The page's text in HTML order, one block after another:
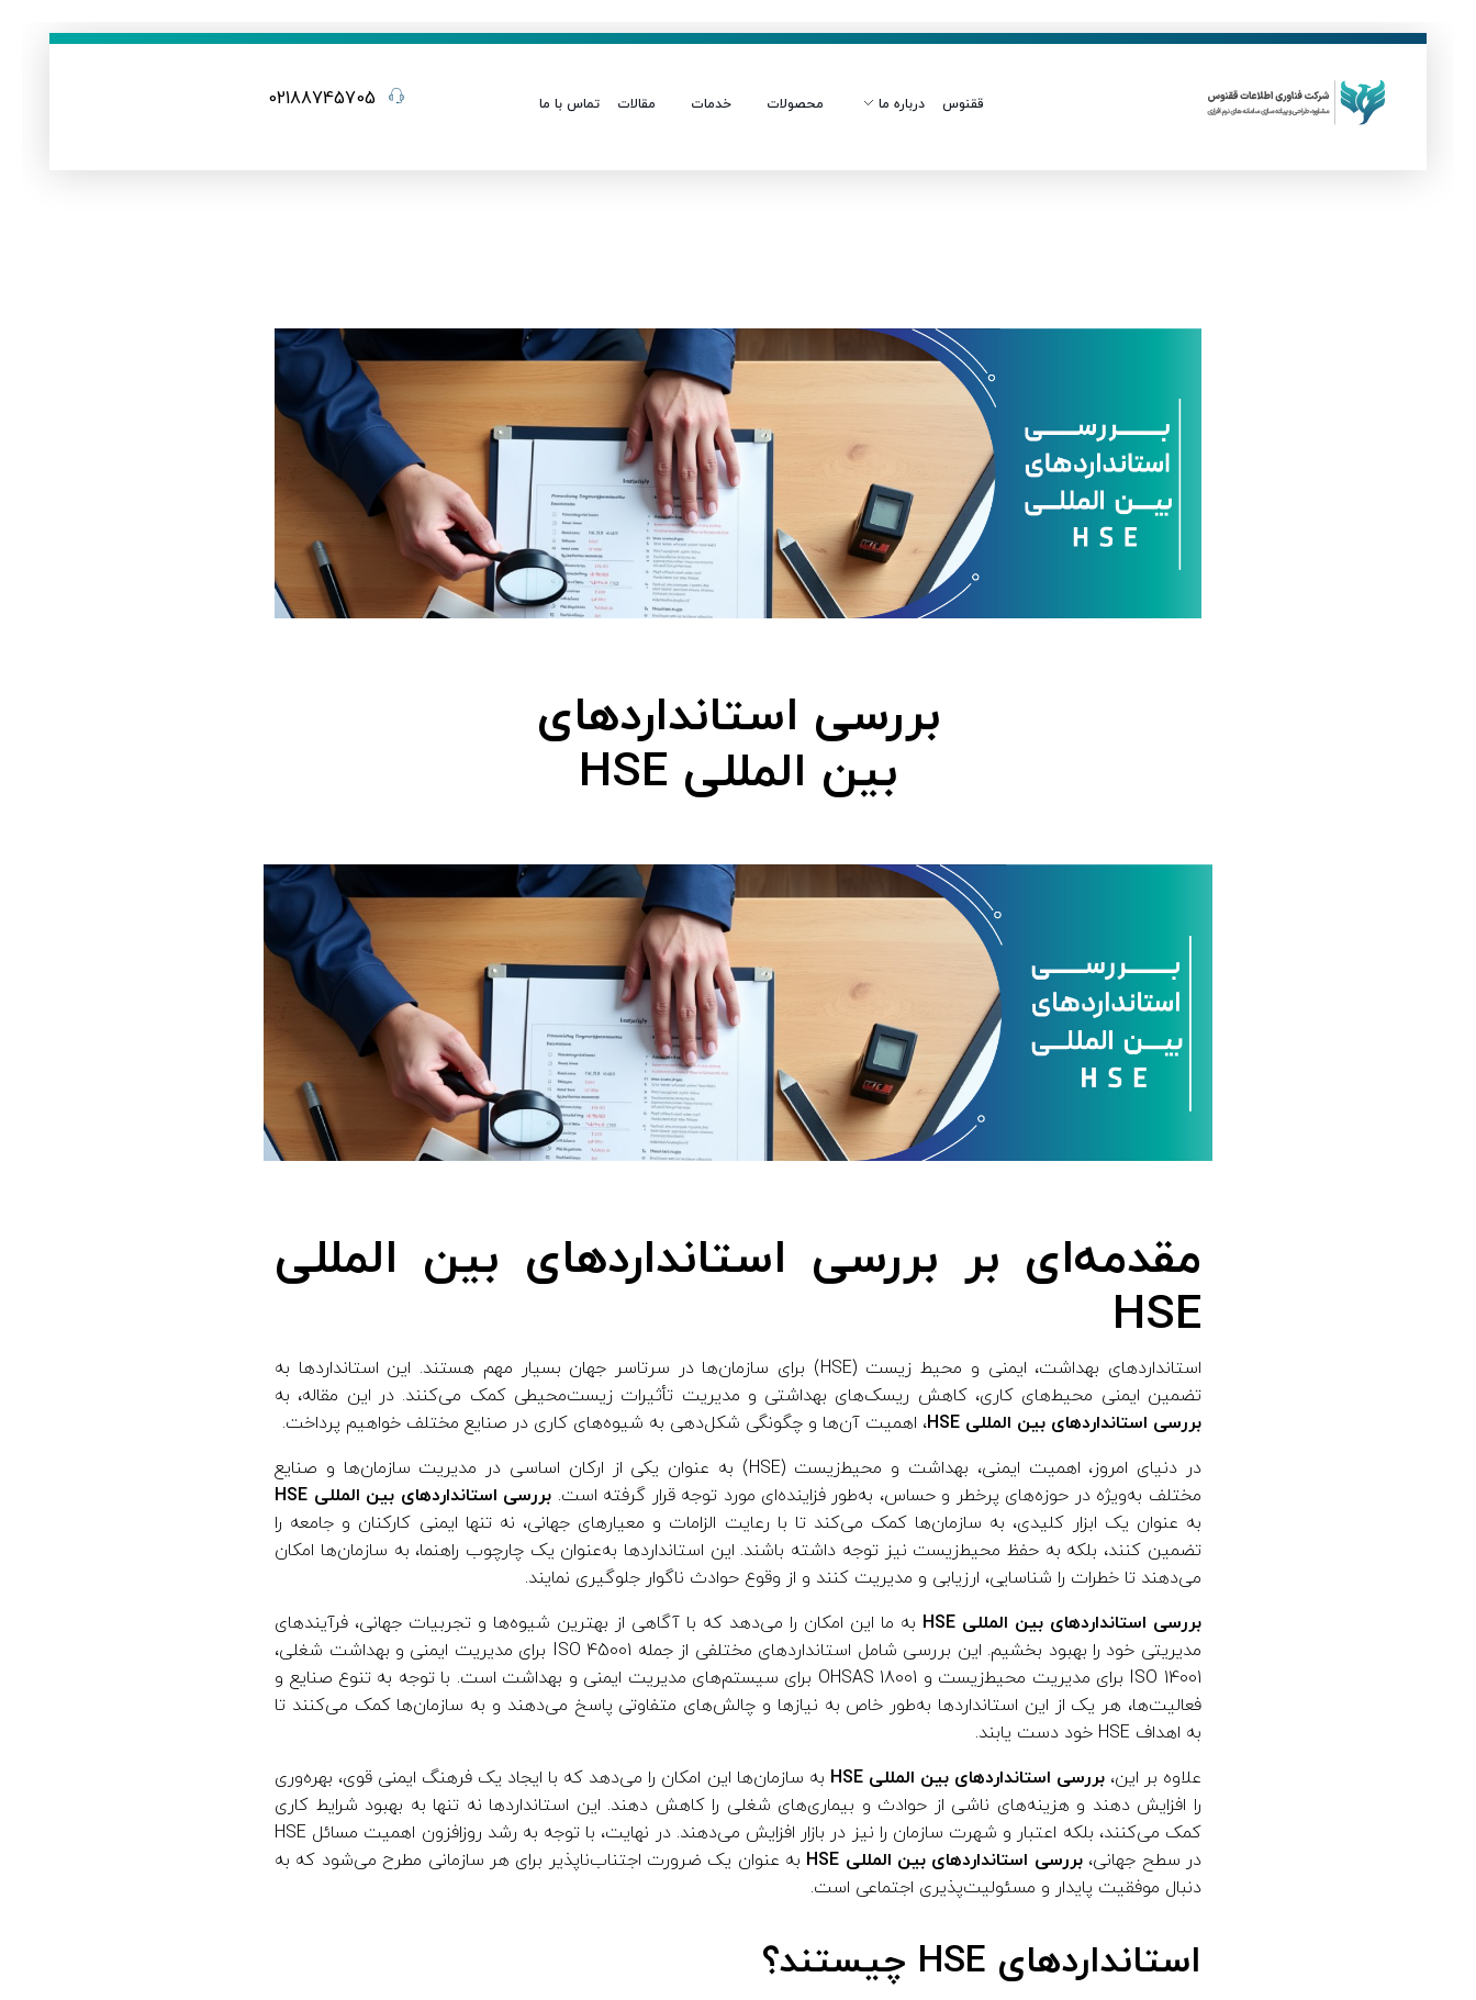
ققنوس درباره ما محصولات خدمات مقالات تماس با ما 02188745705
ه
ی
ی
ن‌
م
ی
H
S
E
بررسی استانداردهای
بین‌ المللی HSE
مقدمه‌ای بر بررسی استانداردهای بین‌ المللی
HSE
استانداردهای بهداشت، ایمنی و محیط زیست (HSE) برای سازمان‌ها در سرتاسر جهان بسیار مهم هستند. این استانداردها به
تضمین ایمنی محیط‌های کاری، کاهش ریسک‌های بهداشتی و مدیریت تأثیرات زیست‌محیطی کمک می‌کنند. در این مقاله، به
بررسی استانداردهای بین‌ المللی HSE
، اهمیت آن‌ها و چگونگی شکل‌دهی به شیوه‌های کاری در صنایع مختلف خواهیم پرداخت.
در دنیای امروز، اهمیت ایمنی، بهداشت و محیط‌زیست (HSE) به عنوان یکی از ارکان اساسی در مدیریت سازمان‌ها و صنایع
مختلف به‌ویژه در حوزه‌های پرخطر و حساس، به‌طور فزاینده‌ای مورد توجه قرار گرفته است. بررسی استانداردهای بین‌ المللی HSE
به عنوان یک ابزار کلیدی، به سازمان‌ها کمک می‌کند تا با رعایت الزامات و معیارهای جهانی، نه تنها ایمنی کارکنان و جامعه را
تضمین کنند، بلکه به حفظ محیط‌زیست نیز توجه داشته باشند. این استانداردها به‌عنوان یک چارچوب راهنما، به سازمان‌ها امکان
می‌دهند تا خطرات را شناسایی، ارزیابی و مدیریت کنند و از وقوع حوادث ناگوار جلوگیری نمایند.
بررسی استانداردهای بین‌ المللی HSE
به ما این امکان را می‌دهد که با آگاهی از بهترین شیوه‌ها و تجربیات جهانی، فرآیندهای
مدیریتی خود را بهبود بخشیم. این بررسی شامل استانداردهای مختلفی از جمله ISO 45001 برای مدیریت ایمنی و بهداشت شغلی،
ISO 14001 برای مدیریت محیط‌زیست و OHSAS 18001 برای سیستم‌های مدیریت ایمنی و بهداشت است. با توجه به تنوع صنایع و
فعالیت‌ها، هر یک از این استانداردها به‌طور خاص به نیازها و چالش‌های متفاوتی پاسخ می‌دهند و به سازمان‌ها کمک می‌کنند تا
به اهداف HSE خود دست یابند.
علاوه بر این،بررسی استانداردهای بین‌ المللی HSE
به سازمان‌ها این امکان را می‌دهد که با ایجاد یک فرهنگ ایمنی قوی، بهره‌وری
را افزایش دهند و هزینه‌های ناشی از حوادث و بیماری‌های شغلی را کاهش دهند. این استانداردها نه تنها به بهبود شرایط کاری
کمک می‌کنند، بلکه اعتبار و شهرت سازمان را نیز در بازار افزایش می‌دهند. در نهایت، با توجه به رشد روزافزون اهمیت مسائل HSE
در سطح جهانی،بررسی استانداردهای بین‌ المللی HSE
به عنوان یک ضرورت اجتناب‌ناپذیر برای هر سازمانی مطرح می‌شود که به
دنبال موفقیت پایدار و مسئولیت‌پذیری اجتماعی است.
استانداردهای HSE چیستند؟